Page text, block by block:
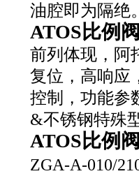
油腔即为隔绝
ATOS比例
前列体现，阿
复位，高响应
控制，功能参
&不锈钢特殊
ATOS比例
ZGA-A-010/